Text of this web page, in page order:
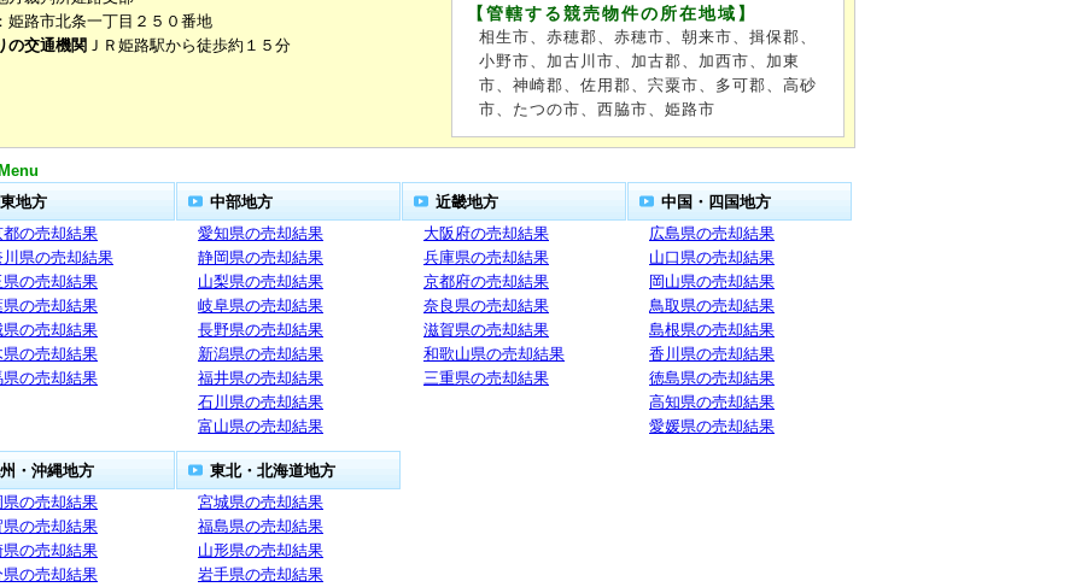
：姫路市北条一丁目２５０番地
の交通機関 ＪＲ姫路駅から徒歩約１５分
【管轄する競売物件の所在地域】
相生市、赤穂郡、赤穂市、朝来市、揖保郡、
小野市、加古川市、加古郡、加西市、加東
市、神崎郡、佐用郡、宍粟市、多可郡、高砂
市、たつの市、西脇市、姫路市
地方
都の売却結果
川県の売却結果
県の売却結果
県の売却結果
県の売却結果
県の売却結果
県の売却結果
中部地方
愛知県の売却結果
静岡県の売却結果
山梨県の売却結果
岐阜県の売却結果
長野県の売却結果
新潟県の売却結果
福井県の売却結果
石川県の売却結果
富山県の売却結果
近畿地方
大阪府の売却結果
兵庫県の売却結果
京都府の売却結果
奈良県の売却結果
滋賀県の売却結果
和歌山県の売却結果
三重県の売却結果
中国・四国地方
広島県の売却結果
山口県の売却結果
岡山県の売却結果
鳥取県の売却結果
島根県の売却結果
香川県の売却結果
徳島県の売却結果
高知県の売却結果
愛媛県の売却結果
・沖縄地方
県の売却結果
県の売却結果
県の売却結果
県の売却結果
東北・北海道地方
宮城県の売却結果
福島県の売却結果
山形県の売却結果
岩手県の売却結果